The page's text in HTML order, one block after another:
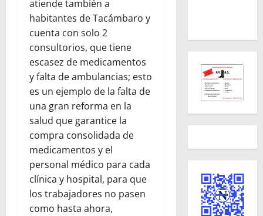
atiende también a
habitantes de Tacámbaro y
cuenta con solo 2
consultorios, que tiene
escasez de medicamentos
y falta de ambulancias; esto
es un ejemplo de la falta de
una gran reforma en la
salud que garantice la
compra consolidada de
medicamentos y el
personal médico para cada
clínica y hospital, para que
los trabajadores no pasen
como hasta ahora,